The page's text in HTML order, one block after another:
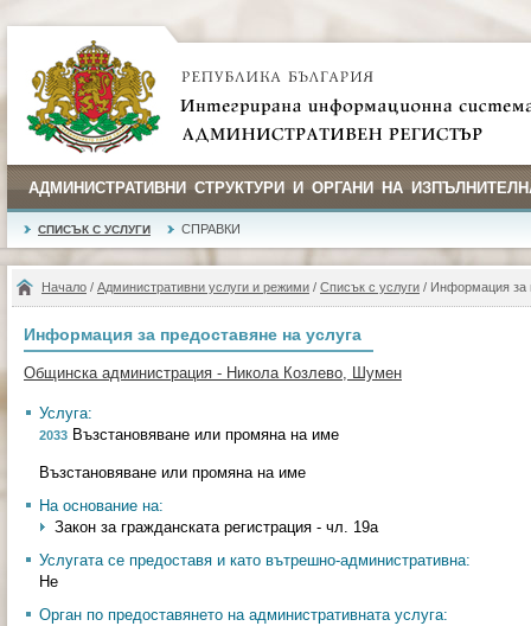
АДМИНИСТРАТИВНИ СТРУКТУРИ И ОРГАНИ НА
СПИСЪК С УСЛУГИ СПРАВКИ
Начало / Административни услуги и режими / Списък с услуги / Информация за
Информация за предоставяне на услуга
Общинска администрация - Никола Козлево, Шумен
Услуга:
2033 Възстановяване или промяна на име
Възстановяване или промяна на име
На основание на:
Закон за гражданската регистрация - чл. 19а
Услугата се предоставя и като вътрешно-административна:
Не
Орган по предоставянето на административната услуга: